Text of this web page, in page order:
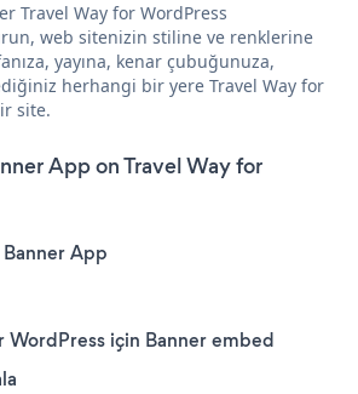
Travel Way for WordPress
web sitenizin stiline ve renklerine
yayına, kenar çubuğunuza,
herhangi bir yere Travel Way for
site.
App on Travel Way for
App
WordPress için Banner embed